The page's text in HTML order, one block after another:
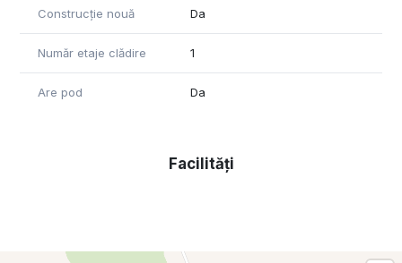
vizionari, va invitam sa ne contactati.
Construcție nouă Da
Număr etaje clădire 1
Are pod Da
Facilități